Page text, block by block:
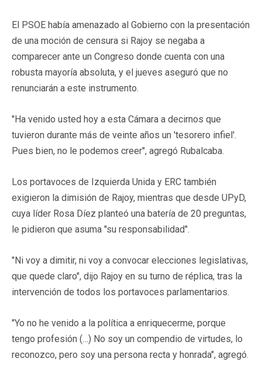
El PSOE había amenazado al Gobierno con la presentación
de una moción de censura si Rajoy se negaba a
comparecer ante un Congreso donde cuenta con una
robusta mayoría absoluta, y el jueves aseguró que no
renunciarán a este instrumento.
"Ha venido usted hoy a esta Cámara a decirnos que
tuvieron durante más de veinte años un 'tesorero infiel'.
Pues bien, no le podemos creer", agregó Rubalcaba.
Los portavoces de Izquierda Unida y ERC también
exigieron la dimisión de Rajoy, mientras que desde UPyD,
cuya líder Rosa Díez planteó una batería de 20 preguntas,
le pidieron que asuma "su responsabilidad".
"Ni voy a dimitir, ni voy a convocar elecciones legislativas,
que quede claro", dijo Rajoy en su turno de réplica, tras la
intervención de todos los portavoces parlamentarios.
"Yo no he venido a la política a enriquecerme, porque
tengo profesión (…) No soy un compendio de virtudes, lo
reconozco, pero soy una persona recta y honrada", agregó.